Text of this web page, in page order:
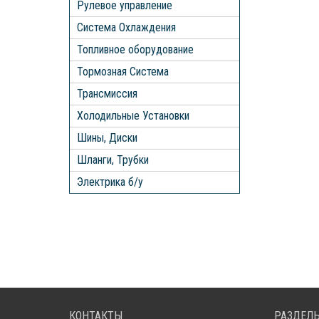
Рулевое управление
Система Охлаждения
Топливное оборудование
Тормозная Система
Трансмиссия
Холодильные Установки
Шины, Диски
Шланги, Трубки
Электрика б/у
КОНТАКТЫ